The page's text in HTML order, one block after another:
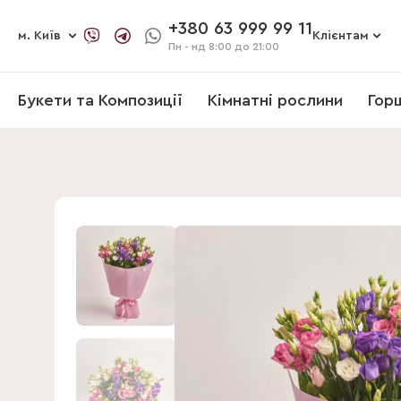
м. Київ +380 63 999 99 11
Пн - нд 8:00 до 21:00
Клієнтам
Букети та Композиції Кімнатні рослини